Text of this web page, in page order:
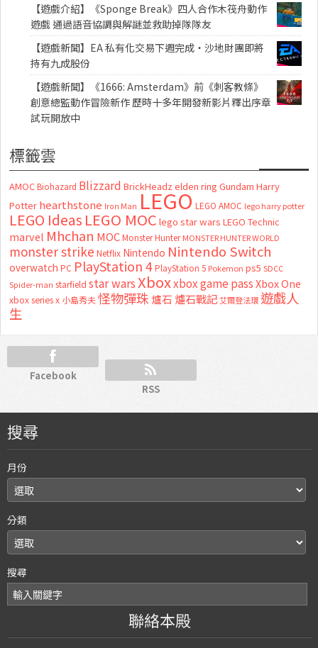
【遊戲介紹】《Sponge Break》四人合作木筏舟動作
遊戲 通過語音協調與解謎並救助掉隊隊友
【遊戲新聞】EA 私有化交易下週完成・沙地財團即將
持有九成股份
【遊戲新聞】《1666: Amsterdam》前《刺客教條》
創意總監動作冒險新作 歷時十多年開發新影片釋出序章
試玩開放中
標籤雲
AMOC Biohazard Blizzard BrickHeadz elden ring Gundam Harry
Potter hearthstone Iron Man LEGO LEGO AMOC lego harry potter
LEGO Ideas LEGO MOC lego star wars LEGO Technic
marvel Mhchan MOC Monster Hunter MONSTER HUNTER WORLD
monster strike Netflix Nintendo Nintendo Switch
overwatch PC PlayStation 4 PlayStation 5 Pokemon ps5 SDCC
Spider-man starfield star warsXboxxbox game passXbox One
xbox series x 小島秀夫怪物彈珠 爐石 爐石戰記艾爾登法環 遊戲人
生
Facebook
RSS
搜尋
月份
分類
搜尋
聯絡本殿